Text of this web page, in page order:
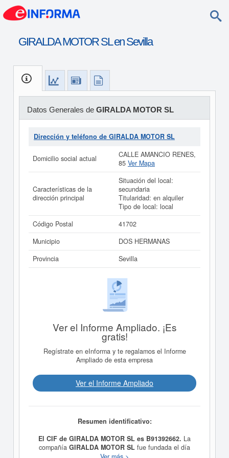
GIRALDA MOTOR SL en Sevilla
Datos Generales de GIRALDA MOTOR SL
Dirección y teléfono de GIRALDA MOTOR SL
Domicilio social actual
CALLE AMANCIO RENES,
85 Ver Mapa
Características de la
dirección principal
Situación del local:
secundaria
Titularidad: en alquiler
Tipo de local: local
Código Postal
41702
Municipio
DOS HERMANAS
Provincia
Sevilla
Ver el Informe Ampliado. ¡Es
gratis!
Regístrate en eInforma y te regalamos el Informe
Ampliado de esta empresa
Ver el Informe Ampliado
Resumen identificativo:
El CIF de GIRALDA MOTOR SL es B91392662. La
compañía GIRALDA MOTOR SL fue fundada el día
29/07/2004 teniendo como meta social COMPRAVENTA